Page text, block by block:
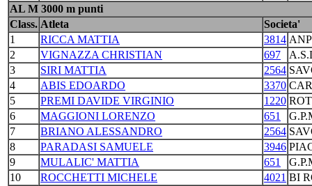
AL M 3000 m punti
Class. Atleta
Societa'
1
RICCA MATTIA 3814
2
VIGNAZZA CHRISTIAN 697
3
SIRI MATTIA 2564
4
ABIS EDOARDO 3370
5
PREMI DAVIDE VIRGINIO 1220
6
MAGGIONI LORENZO 651
7
BRIANO ALESSANDRO 2564
8
PARADASI SAMUELE 3946
9
MULALIC' MATTIA 651
10
ROCCHETTI MICHELE 4021 BI